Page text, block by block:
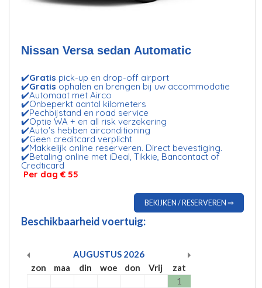
Nissan Versa sedan Automatic
✔️Gratis pick-up en drop-off airport
✔️Gratis ophalen en brengen bij uw accommodatie
✔️Automaat met Airco
✔️Onbeperkt aantal kilometers
✔️Pechbijstand en road service
✔️Optie WA + en all risk verzekering
✔️Auto's hebben airconditioning
✔️Geen creditcard verplicht
✔️Makkelijk online reserveren. Direct bevestiging.
✔️Betaling online met iDeal, Tikkie, Bancontact of
Credticard
Per dag € 55
BEKIJKEN / RESERVEREN ⇒
Beschikbaarheid voertuig:
AUGUSTUS 2026
zon
maa din woe don Vrij
zat
1